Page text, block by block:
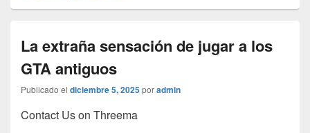
La extraña sensación de jugar a los
GTA antiguos
Publicado el diciembre 5, 2025poradmin
Contact Us on Threema